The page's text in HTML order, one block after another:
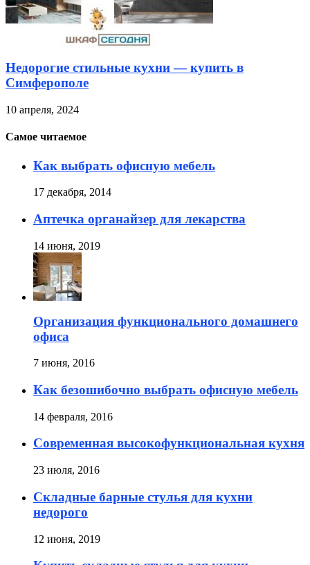
Недорогие стильные кухни — купить в
Симферополе
10 апреля, 2024
Самое читаемое
Как выбрать офисную мебель
17 декабря, 2014
Аптечка органайзер для лекарства
14 июня, 2019
Организация функционального домашнего
офиса
7 июня, 2016
Как безошибочно выбрать офисную мебель
14 февраля, 2016
Современная высокофункциональная кухня
23 июля, 2016
Складные барные стулья для кухни
недорого
12 июня, 2019